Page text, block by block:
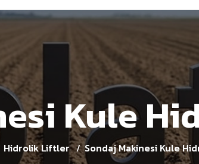
Kule
Hidrolik Liftler Sondaj Makinesi Kule